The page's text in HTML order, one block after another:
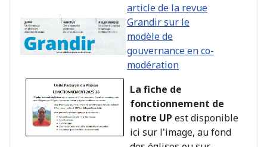
article de la revue
Grandir sur le
modèle de
gouvernance en co-
modération
La fiche de
fonctionnement de
notre UP est disponible
ici sur l'image, au fond